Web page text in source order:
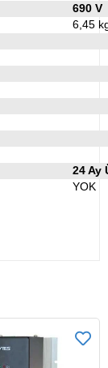
690 V
6,45
24 Ay
YOK